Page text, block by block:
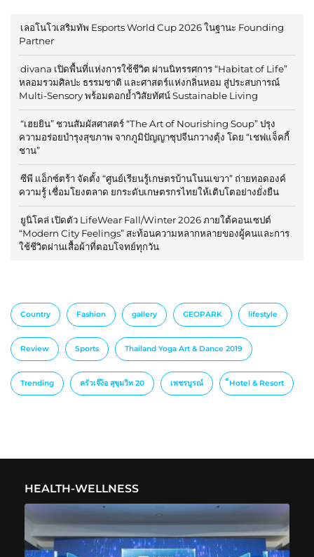
เลอโนโวเสริมทัพ Esports World Cup 2026 ในฐานะ Founding
Partner
divana เปิดพื้นที่แห่งการใช้ชีวิต ผ่านนิทรรศการ “Habitat of Life”
หลอมรวมศิลปะ ธรรมชาติ และศาสตร์แห่งกลิ่นหอม สู่ประสบการณ์
Multi-Sensory พร้อมตอกย้ำวิสัยทัศน์ Sustainable Living
“เฮยยิน” ชวนสัมผัสศาสตร์ “The Art of Nourishing Soup” ปรุง
ความอร่อยบำรุงสุขภาพ จากภูมิปัญญาซุปจีนกวางตุ้ง โดย “เชฟแจ็คกี้
ชาน”
ซีพี แอ็กซ์ตร้า จัดตั้ง “ศูนย์เรียนรู้เกษตรบ้านโนนเขวา” ถ่ายทอดองค์
ความรู้ เชื่อมโยงตลาด ยกระดับเกษตรกรไทยให้เติบโตอย่างยั่งยืน
ยูนิโคล่ เปิดตัว LifeWear Fall/Winter 2026 ภายใต้คอนเซปต์
“Modern City Feelings” สะท้อนความหลากหลายของผู้คนและการ
ใช้ชีวิตผ่านเสื้อผ้าที่ตอบโจทย์ทุกวัน
Country Fashion gallery GEOPARK lifestyle
Review Sports Thailand Yoga Art & Dance 2019
Trending ครัวเจ๊ง้อ สุขุมวิท 20 เพชรบูรณ์ ็Hotel & Resort
HEALTH-WELLNESS